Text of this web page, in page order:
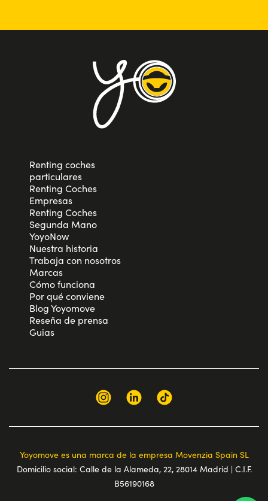
Renting coches
particulares
Renting Coches
Empresas
Renting Coches
Segunda Mano
YoyoNow
Nuestra historia
Trabaja con nosotros
Marcas
Cómo funciona
Por qué conviene
Blog Yoyomove
Reseña de prensa
Guias
Yoyomove es una marca de la empresa Movenzia Spain SL
Domicilio social: Calle de la Alameda, 22, 28014 Madrid | C.I.F.
B56190168